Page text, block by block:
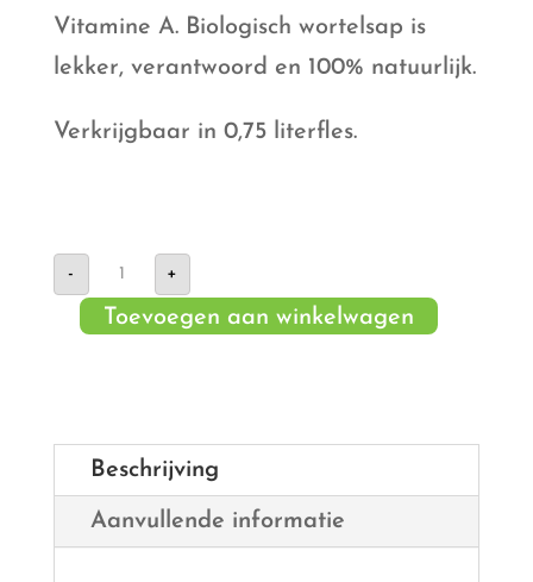
Vitamine A. Biologisch wortelsap is
lekker, verantwoord en 100% natuurlijk.
Verkrijgbaar in 0,75 literfles.
-
Schulp
Biologische
Wortel
puur
+
Toevoegen aan winkelwagen
Beschrijving
Aanvullende informatie